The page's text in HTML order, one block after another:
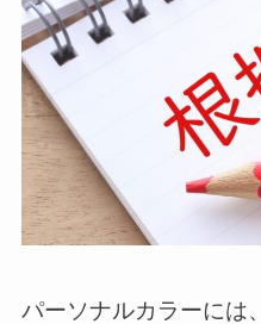
パーソナルカラーには